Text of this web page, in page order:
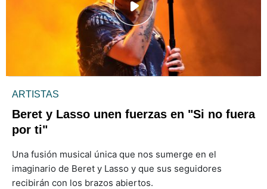
ARTISTAS
Beret y Lasso unen fuerzas en "Si no fuera
por ti"
Una fusión musical única que nos sumerge en el
imaginario de Beret y Lasso y que sus seguidores
recibirán con los brazos abiertos.